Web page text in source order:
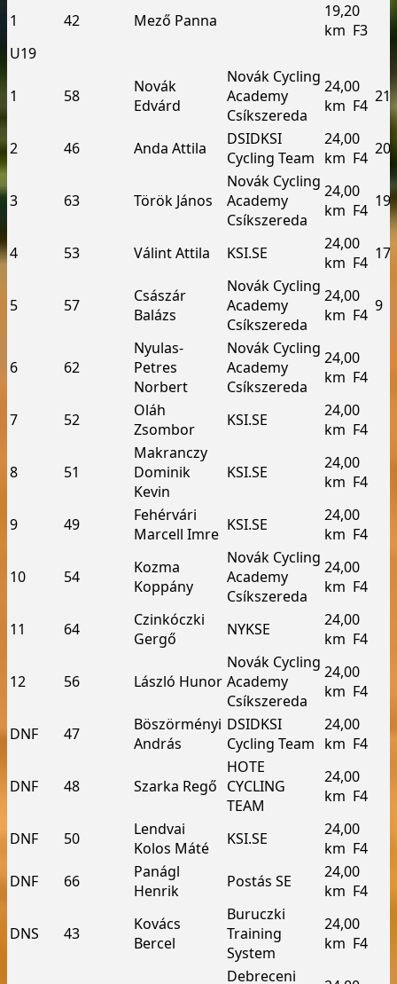
1
42 Mező Panna
19,20
km ­ F3
U19
1 58
Novák
Edvárd
Novák Cycling
Academy
Csíkszereda
24,00
km ­ F4 21
2 46 Anda Attila
DSI­DKSI
Cycling Team
24,00
km ­ F4 20
3 63 Török János
Novák Cycling
Academy
Csíkszereda
24,00
km ­ F4 19
4 53 Válint Attila KSI.SE
24,00
km ­ F4 17
5 57
Császár
Balázs
Novák Cycling
Academy
Csíkszereda
24,00
km ­ F4 9
6 62
Nyulas­
Petres
Norbert
Novák Cycling
Academy
Csíkszereda
24,00
km ­ F4
7 52
Oláh
Zsombor
KSI.SE
24,00
km ­ F4
8 51
Makranczy
Dominik
Kevin
KSI.SE
24,00
km ­ F4
9 49
Fehérvári
Marcell Imre KSI.SE
24,00
km ­ F4
10 54
Kozma
Koppány
Novák Cycling
Academy
Csíkszereda
24,00
km ­ F4
11 64
Czinkóczki
Gergő
NYKSE
24,00
km ­ F4
12 56 László Hunor
Novák Cycling
Academy
Csíkszereda
24,00
km ­ F4
DNF 47
Böszörményi
András
DSI­DKSI
Cycling Team
24,00
km ­ F4
DNF 48 Szarka Regő
HOTE
CYCLING
TEAM
24,00
km ­ F4
DNF 50
Lendvai
Kolos Máté
KSI.SE
24,00
km ­ F4
DNF
66
Panágl
Henrik
Postás SE
24,00
km ­ F4
DNS 43
Kovács
Bercel
Buruczki
Training
System
24,00
km ­ F4
Debreceni